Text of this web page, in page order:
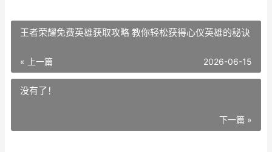
王者荣耀免费英雄获取攻略 教你轻松获得心仪英雄的秘诀
« 上一篇 2026-06-15
没有了！
下一篇 »